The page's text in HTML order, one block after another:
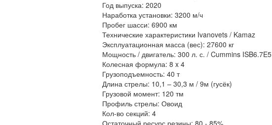
Год выпуска: 2020
Наработка установки: 3200 м/ч
Пробег шасси: 6900 км
Технические характеристики Ivanovets / Kamaz
Эксплуатационная масса (вес): 27600 кг
Мощность / двигатель: 300 л. с. / Cummins ISB6.7E5
Колесная формула: 8 x 4
Грузоподъемность: 40 т
Длина стрелы: 10,1 – 30,3 м / 9м (гусёк)
Грузовой момент: 120 тм
Профиль стрелы: Овоид
Кол-во секций: 4
Остаточный ресурс резины: 80 - 85%